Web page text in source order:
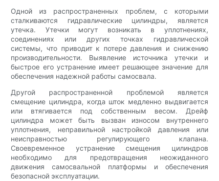
Одной из распространенных проблем, с которыми
сталкиваются гидравлические цилиндры, является
утечка. Утечки могут возникать в уплотнениях,
соединениях или других точках гидравлической
системы, что приводит к потере давления и снижению
производительности. Выявление источника утечки и
быстрое его устранение имеет решающее значение для
обеспечения надежной работы самосвала.
Другой распространенной проблемой является
смещение цилиндра, когда шток медленно выдвигается
или втягивается под собственным весом. Дрейф
цилиндра может быть вызван износом внутреннего
уплотнения, неправильной настройкой давления или
неисправностью регулирующего клапана.
Своевременное устранение смещения цилиндров
необходимо для предотвращения неожиданного
движения самосвальной платформы и обеспечения
безопасной эксплуатации.